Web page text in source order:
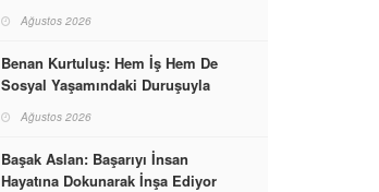
Ağustos 2026
Benan Kurtuluş: Hem İş Hem De
Sosyal Yaşamındaki Duruşuyla
Ağustos 2026
Başak Aslan: Başarıyı İnsan
Hayatına Dokunarak İnşa Ediyor